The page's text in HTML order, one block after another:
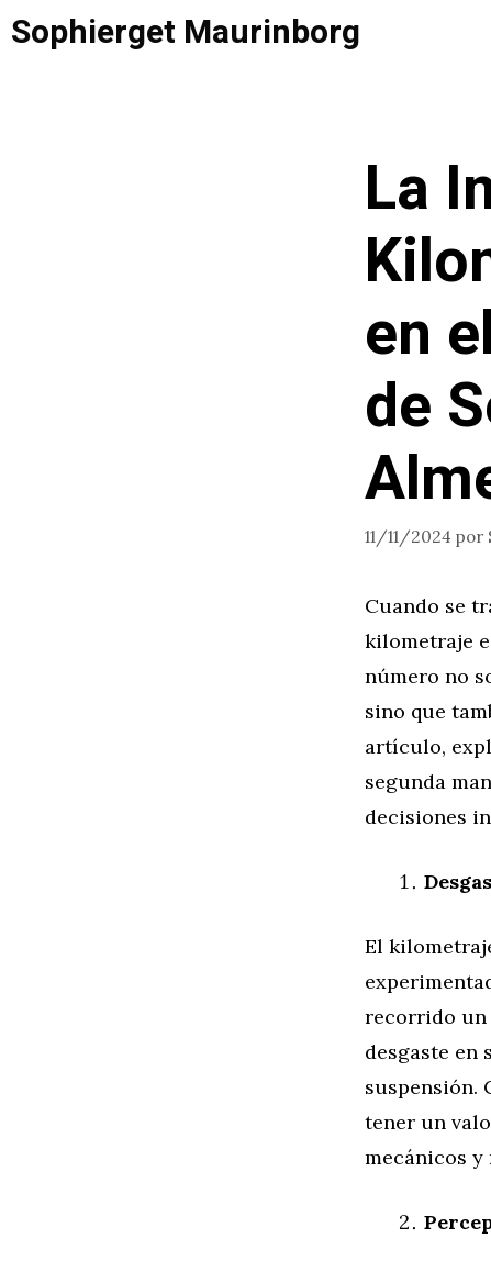
Saltar
Sophierget Maurinborg
La
en
de
11/11/2024 por
Cuando se
kilometraje
número no
sino que
artículo,
segunda
decisiones
El
recorrido un
desgaste en
suspensión.
tener un
mecánicos y